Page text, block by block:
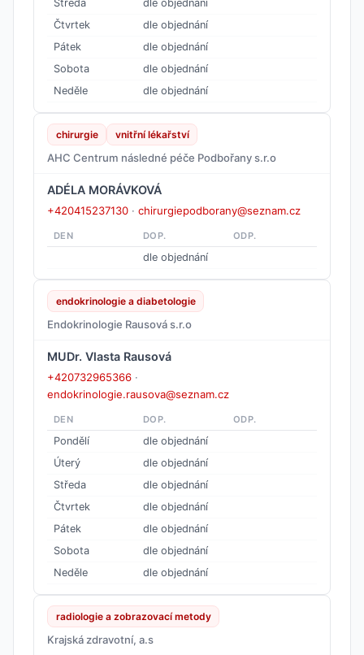
Středa
dle objednání
Čtvrtek
dle objednání
Pátek
dle objednání
Sobota
dle objednání
Neděle
dle objednání
chirurgie vnitřní lékařství
AHC Centrum následné péče Podbořany s.r.o
ADÉLA MORÁVKOVÁ
+420415237130 · chirurgiepodborany@seznam.cz
DEN DOP. ODP.
dle objednání
endokrinologie a diabetologie
Endokrinologie Rausová s.r.o
MUDr. Vlasta Rausová
+420732965366 ·
endokrinologie.rausova@seznam.cz
DEN DOP. ODP.
Pondělí
dle objednání
Úterý
dle objednání
Středa
dle objednání
Čtvrtek
dle objednání
Pátek
dle objednání
Sobota
dle objednání
Neděle
dle objednání
radiologie a zobrazovací metody
Krajská zdravotní, a.s